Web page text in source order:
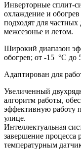
Инверторные сплит-
охлаждение и
подходят для
межсезонье и летом.
Широкий диапазон
обогрев; от -15 °С до
Адаптирован для
Увеличенный
алгоритм работы,
эффективную работу
улице.
Интеллектуальная
завершение процесса
температурным